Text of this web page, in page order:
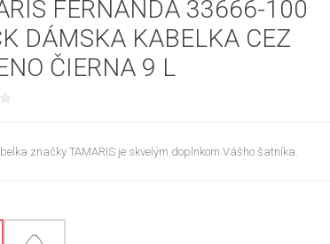
FERNANDA 33666-100
DÁMSKA KABELKA CEZ
ČIERNA 9 L
značky TAMARIS je skvelým doplnkom Vášho šatníka.